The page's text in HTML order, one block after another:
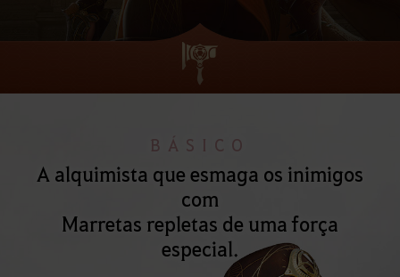
BÁSICO
A alquimista que esmaga os inimigos
com
Marretas repletas de uma força
especial.